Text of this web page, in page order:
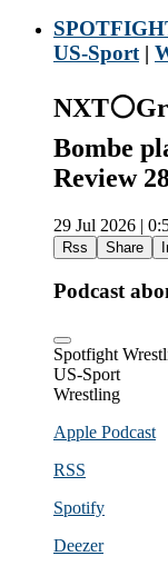
US-Sport |
Bombe
Review
29 Jul 2026 |
Rss Share
Podcast
Spotfight
US-Sport
Wrestling
Apple Podcast
RSS
Spotify
Deezer